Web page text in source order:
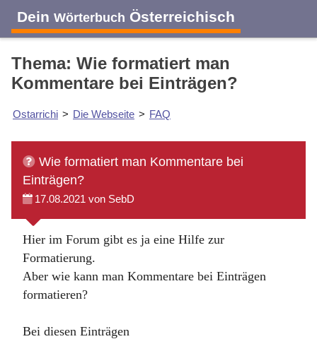
Dein Wörterbuch Österreichisch
Thema: Wie formatiert man
Kommentare bei Einträgen?
Ostarrichi > Die Webseite > FAQ
Wie formatiert man Kommentare bei
Einträgen?
17.08.2021 von SebD
Hier im Forum gibt es ja eine Hilfe zur
Formatierung.
Aber wie kann man Kommentare bei Einträgen
formatieren?
Bei diesen Einträgen